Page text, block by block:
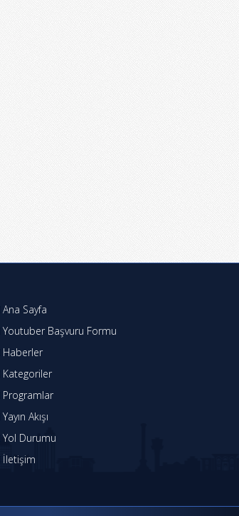
Ana Sayfa
Youtuber Başvuru Formu
Haberler
Kategoriler
Programlar
Yayın Akışı
Yol Durumu
İletişim